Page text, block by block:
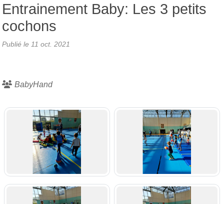
Entrainement Baby: Les 3 petits
cochons
Publié le 11 oct. 2021
BabyHand